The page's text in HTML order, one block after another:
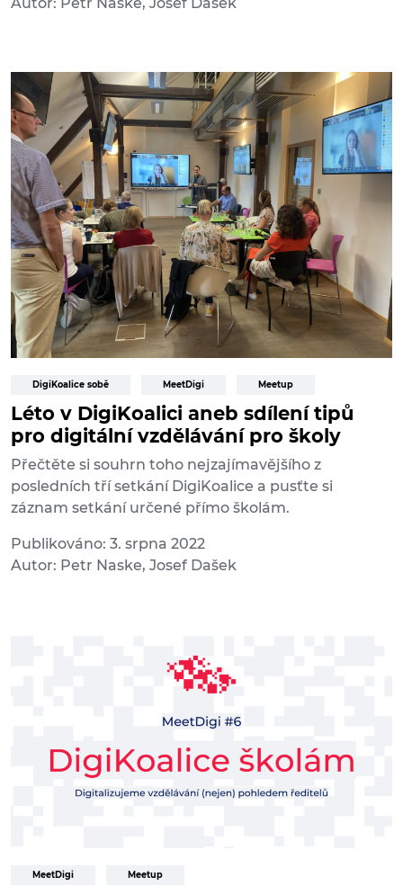
DigiKoalice sobě MeetDigi Meetup
Léto v DigiKoalici aneb sdílení tipů
pro digitální vzdělávání pro školy
Přečtěte si souhrn toho nejzajímavějšího z
posledních tří setkání DigiKoalice a pusťte si
záznam setkání určené přímo školám.
Publikováno: 3. srpna 2022
Autor: Petr Naske, Josef Dašek
MeetDigi Meetup